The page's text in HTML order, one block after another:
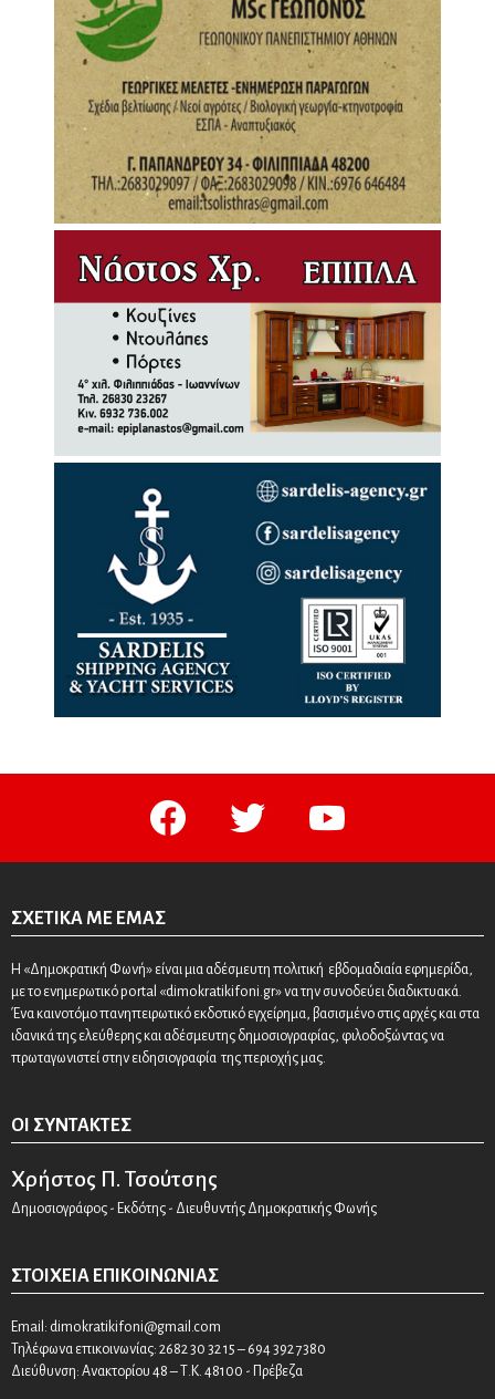
facebook twitter youtube
ΣΧΕΤΙΚΆ ΜΕ ΕΜΆΣ
Η «Δημοκρατική Φωνή» είναι μια αδέσμευτη πολιτική εβδομαδιαία εφημερίδα,
με το ενημερωτικό portal «dimokratikifoni.gr» να την συνοδεύει διαδικτυακά.
Ένα καινοτόμο πανηπειρωτικό εκδοτικό εγχείρημα, βασισμένο στις αρχές και στα
ιδανικά της ελεύθερης και αδέσμευτης δημοσιογραφίας, φιλοδοξώντας να
πρωταγωνιστεί στην ειδησιογραφία της περιοχής μας.
ΟΙ ΣΥΝΤΆΚΤΕΣ
Χρήστος Π. Τσούτσης
Δημοσιογράφος - Εκδότης - Διευθυντής Δημοκρατικής Φωνής
ΣΤΟΙΧΕΊΑ ΕΠΙΚΟΙΝΩΝΊΑΣ
Email: dimokratikifoni@gmail.com
Τηλέφωνα επικοινωνίας: 2682 30 32 15 – 694 392 7380
Διεύθυνση: Ανακτορίου 48 – Τ.Κ. 48100 - Πρέβεζα